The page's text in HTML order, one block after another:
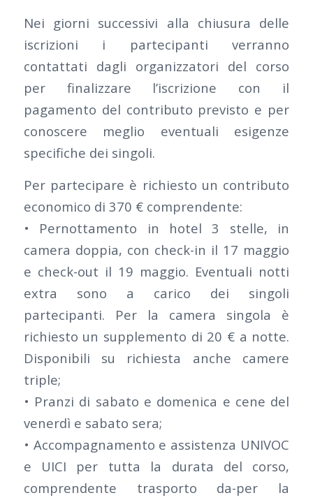
Nei giorni successivi alla chiusura delle
iscrizioni i partecipanti verranno
contattati dagli organizzatori del corso
per finalizzare l’iscrizione con il
pagamento del contributo previsto e per
conoscere meglio eventuali esigenze
specifiche dei singoli.
Per partecipare è richiesto un contributo
economico di 370 € comprendente:
• Pernottamento in hotel 3 stelle, in
camera doppia, con check-in il 17 maggio
e check-out il 19 maggio. Eventuali notti
extra sono a carico dei singoli
partecipanti. Per la camera singola è
richiesto un supplemento di 20 € a notte.
Disponibili su richiesta anche camere
triple;
• Pranzi di sabato e domenica e cene del
venerdì e sabato sera;
• Accompagnamento e assistenza UNIVOC
e UICI per tutta la durata del corso,
comprendente trasporto da-per la